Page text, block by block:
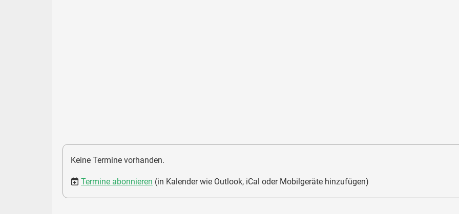
Keine Termine vorhanden.
Termine abonnieren (in Kalender wie Outlook, iCal oder Mobilgeräte hinzufügen)